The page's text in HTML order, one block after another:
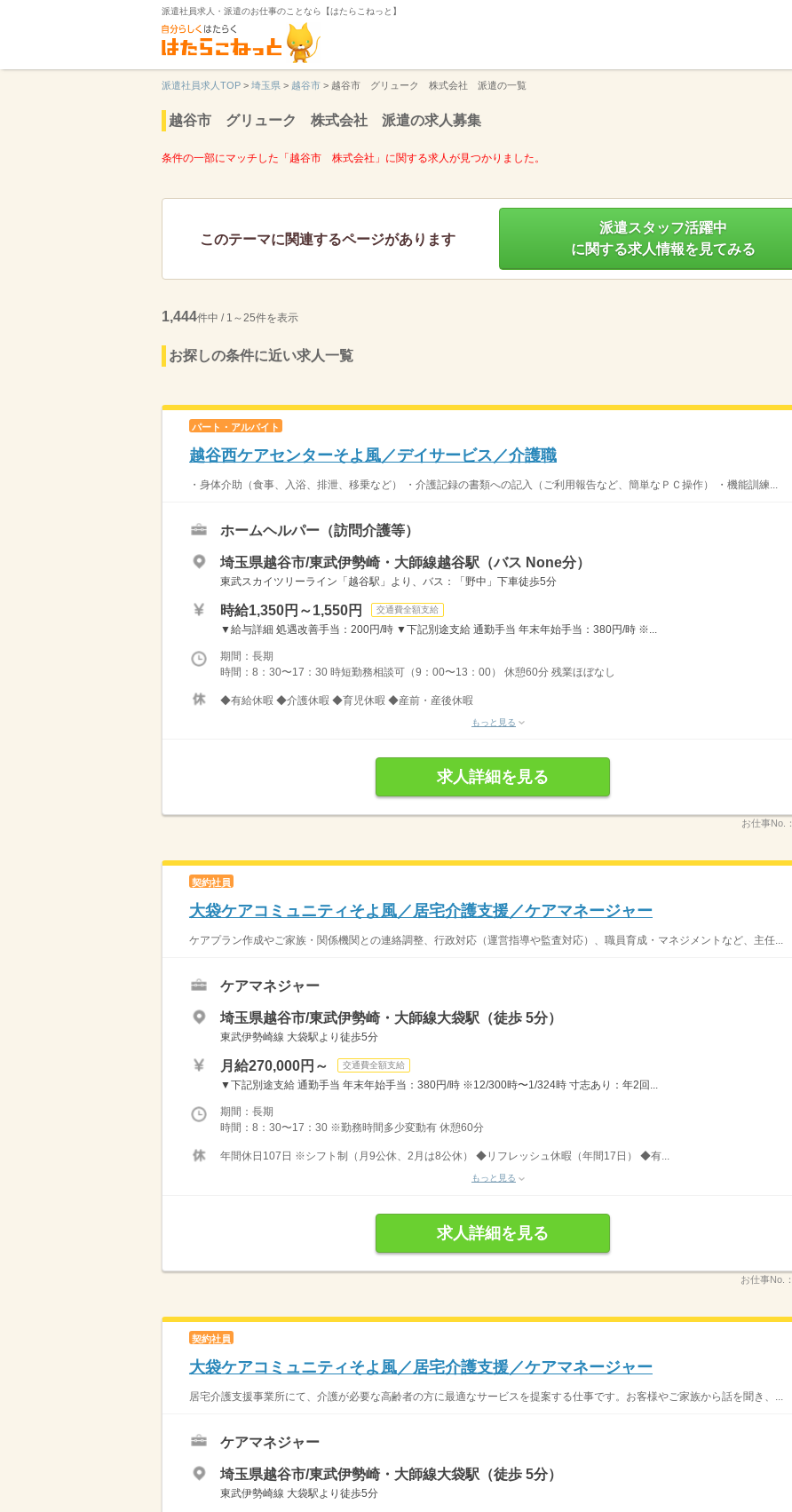
派遣社員求人・派遣のお仕事のことなら【はたらこねっと】
派遣社員求人TOP > 埼玉県 > 越谷市 > 越谷市 グリューク 株式会社 派遣の一覧
越谷市 グリューク 株式会社 派遣の求人募集
条件の一部にマッチした「越谷市 株式会社」に関する求人が見つかりました。
このテーマに関連するページがあります
派遣スタッフ活躍中
に関する求人情報を見てみる
1,444件中 / 1～25件を表示
お探しの条件に近い求人一覧
パート・アルバイト
越谷西ケアセンターそよ風／デイサービス／介護職
・身体介助（食事、入浴、排泄、移乗など） ・介護記録の書類への記入（ご利用報告など、簡単なＰＣ操作） ・機能訓練...
ホームヘルパー（訪問介護等）
埼玉県越谷市/東武伊勢崎・大師線越谷駅（バス None分）
東武スカイツリーライン「越谷駅」より、バス：「野中」下車徒歩5分
時給1,350円～1,550円 交通費全額支給
▼給与詳細 処遇改善手当：200円/時 ▼下記別途支給 通勤手当 年末年始手当：380円/時 ※...
期間：長期
時間：8：30〜17：30 時短勤務相談可（9：00〜13：00） 休憩60分 残業ほぼなし
◆有給休暇 ◆介護休暇 ◆育児休暇 ◆産前・産後休暇
もっと見る
求人詳細を見る
お仕事No.：
契約社員
大袋ケアコミュニティそよ風／居宅介護支援／ケアマネージャー
ケアプラン作成やご家族・関係機関との連絡調整、行政対応（運営指導や監査対応）、職員育成・マネジメントなど、主任...
ケアマネジャー
埼玉県越谷市/東武伊勢崎・大師線大袋駅（徒歩 5分）
東武伊勢崎線 大袋駅より徒歩5分
月給270,000円～ 交通費全額支給
▼下記別途支給 通勤手当 年末年始手当：380円/時 ※12/300時〜1/324時 寸志あり：年2回...
期間：長期
時間：8：30〜17：30 ※勤務時間多少変動有 休憩60分
年間休日107日 ※シフト制（月9公休、2月は8公休） ◆リフレッシュ休暇（年間17日） ◆有...
もっと見る
求人詳細を見る
お仕事No.：
契約社員
大袋ケアコミュニティそよ風／居宅介護支援／ケアマネージャー
居宅介護支援事業所にて、介護が必要な高齢者の方に最適なサービスを提案する仕事です。お客様やご家族から話を聞き、...
ケアマネジャー
埼玉県越谷市/東武伊勢崎・大師線大袋駅（徒歩 5分）
東武伊勢崎線 大袋駅より徒歩5分